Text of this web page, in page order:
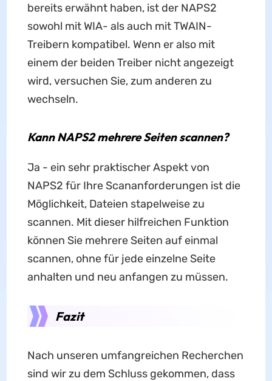
bereits erwähnt haben, ist der NAPS2
sowohl mit WIA- als auch mit TWAIN-
Treibern kompatibel. Wenn er also mit
einem der beiden Treiber nicht angezeigt
wird, versuchen Sie, zum anderen zu
wechseln.
Kann NAPS2 mehrere Seiten scannen?
Ja - ein sehr praktischer Aspekt von
NAPS2 für Ihre Scananforderungen ist die
Möglichkeit, Dateien stapelweise zu
scannen. Mit dieser hilfreichen Funktion
können Sie mehrere Seiten auf einmal
scannen, ohne für jede einzelne Seite
anhalten und neu anfangen zu müssen.
Fazit
Nach unseren umfangreichen Recherchen
sind wir zu dem Schluss gekommen, dass